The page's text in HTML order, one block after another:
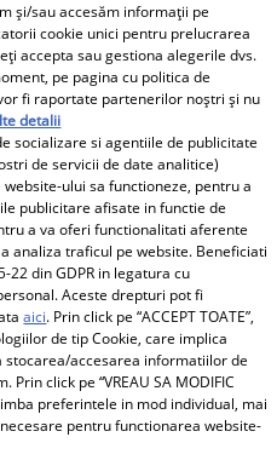
și/sau accesăm informații pe
cookie unici pentru prelucrarea
accepta sau gestiona alegerile dvs.
pe pagina cu politica de
fi raportate partenerilor noștri și nu
detalii
socializare si agentiile de publicitate
de servicii de date analitice)
ului sa functioneze, pentru a
publicitare afisate in functie de
a va oferi functionalitati aferente
analiza traficul pe website. Beneficiati
din GDPR in legatura cu
Aceste drepturi pot fi
aici. Prin click pe “ACCEPT TOATE”,
de tip Cookie, care implica
stocarea/accesarea informatiilor de
click pe “VREAU SA MODIFIC
preferintele in mod individual, mai
pentru functionarea website-